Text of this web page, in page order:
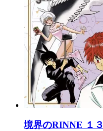
境界のRINNE １３